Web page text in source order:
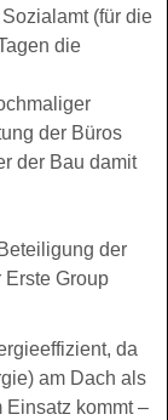
(für die
die
der Büros
der Bau damit
der
Group
da
am Dach als
Einsatz kommt –